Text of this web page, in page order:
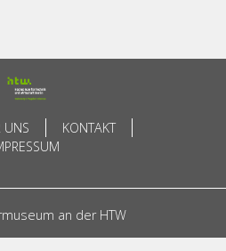
UNS
KONTAKT
an der HTW